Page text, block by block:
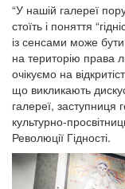
“У нашій галереї
стоїть і поняття
із сенсами може
на територію права
очікуємо на
що викликають
галереї, заступниця
культурно-
Революції Гідності.